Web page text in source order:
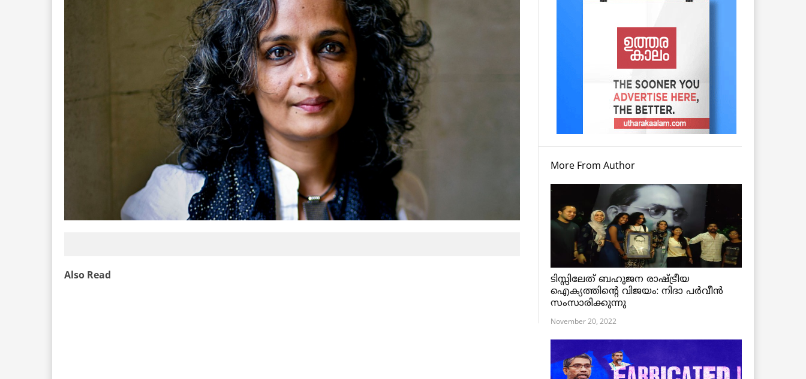
Also Read
More From Author
ടിസ്സിലേത് ബഹുജന രാഷ്ട്രീയ
ഐക്യത്തിന്റെ വിജയം: നിദാ പർവീൻ
സംസാരിക്കുന്നു
November 20, 2022